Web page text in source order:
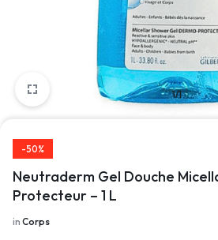
1/1
-50%
Neutraderm Gel Douche
Protecteur – 1 L
in Corps